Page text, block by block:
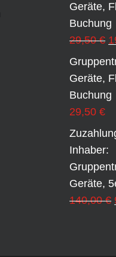
Geräte,
Buchung
29,50€
Geräte,
Buchung
29,50€
Inhaber:
Geräte,
140,00€